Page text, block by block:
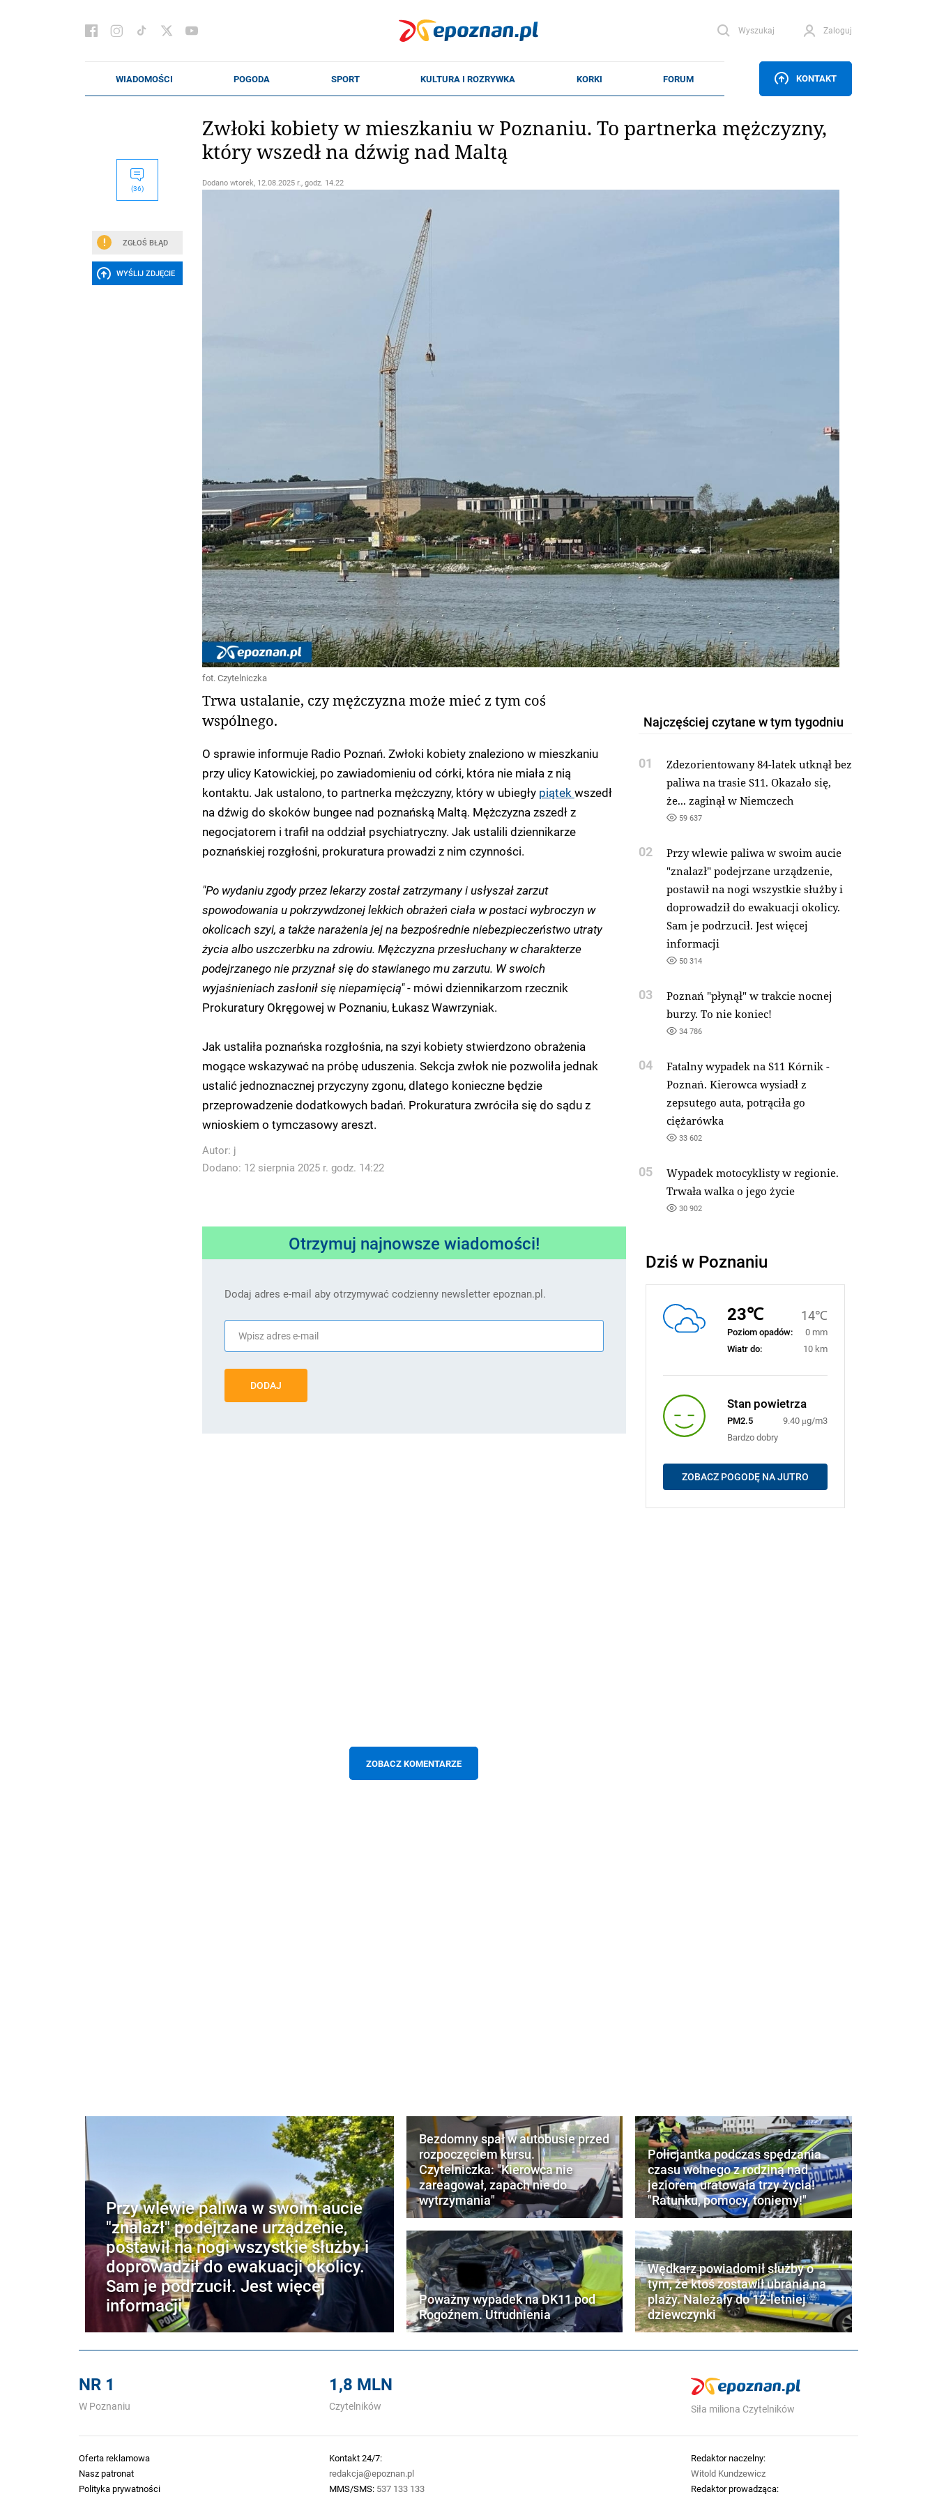
Wyszukaj Zaloguj
KONTAKT
(36)
ZGŁOŚ BŁĄD
WYŚLIJ ZDJĘCIE
Zwłoki kobiety w mieszkaniu w Poznaniu. To partnerka mężczyzny,
który wszedł na dźwig nad Maltą
Dodano wtorek, 12.08.2025 r., godz. 14.22
fot. Czytelniczka
Trwa ustalanie, czy mężczyzna może mieć z tym coś
wspólnego.
O sprawie informuje Radio Poznań. Zwłoki kobiety znaleziono w mieszkaniu
przy ulicy Katowickiej, po zawiadomieniu od córki, która nie miała z nią
kontaktu. Jak ustalono, to partnerka mężczyzny, który w ubiegły piątekwszedł
na dźwig do skoków bungee nad poznańską Maltą. Mężczyzna zszedł z
negocjatorem i trafił na oddział psychiatryczny. Jak ustalili dziennikarze
poznańskiej rozgłośni, prokuratura prowadzi z nim czynności.
"Po wydaniu zgody przez lekarzy został zatrzymany i usłyszał zarzut
spowodowania u pokrzywdzonej lekkich obrażeń ciała w postaci wybroczyn w
okolicach szyi, a także narażenia jej na bezpośrednie niebezpieczeństwo utraty
życia albo uszczerbku na zdrowiu. Mężczyzna przesłuchany w charakterze
podejrzanego nie przyznał się do stawianego mu zarzutu. W swoich
wyjaśnieniach zasłonił się niepamięcią"- mówi dziennikarzom rzecznik
Prokuratury Okręgowej w Poznaniu, Łukasz Wawrzyniak.
Jak ustaliła poznańska rozgłośnia, na szyi kobiety stwierdzono obrażenia
mogące wskazywać na próbę uduszenia. Sekcja zwłok nie pozwoliła jednak
ustalić jednoznacznej przyczyny zgonu, dlatego konieczne będzie
przeprowadzenie dodatkowych badań. Prokuratura zwróciła się do sądu z
wnioskiem o tymczasowy areszt.
Autor: j
Dodano: 12 sierpnia 2025 r. godz. 14:22
Otrzymuj najnowsze wiadomości!
Dodaj adres e-mail aby otrzymywać codzienny newsletter epoznan.pl.
DODAJ
ZOBACZ KOMENTARZE
Najczęściej czytane w tym tygodniu
01
Zdezorientowany 84-latek utknął bez
paliwa na trasie S11. Okazało się,
że... zaginął w Niemczech
59 637
02
Przy wlewie paliwa w swoim aucie
"znalazł" podejrzane urządzenie,
postawił na nogi wszystkie służby i
doprowadził do ewakuacji okolicy.
Sam je podrzucił. Jest więcej
informacji
50 314
03
Poznań "płynął" w trakcie nocnej
burzy. To nie koniec!
34 786
04
Fatalny wypadek na S11 Kórnik -
Poznań. Kierowca wysiadł z
zepsutego auta, potrąciła go
ciężarówka
33 602
05
Wypadek motocyklisty w regionie.
Trwała walka o jego życie
30 902
Dziś w Poznaniu
23℃ 14℃
Poziom opadów:
0 mm
Wiatr do:
10 km
Stan powietrza
PM2.5
9.40 μg/m3
Bardzo dobry
ZOBACZ POGODĘ NA JUTRO
Przy wlewie paliwa w swoim aucie
"znalazł" podejrzane urządzenie,
postawił na nogi wszystkie służby i
doprowadził do ewakuacji okolicy.
Sam je podrzucił. Jest więcej
informacji
Bezdomny spał w autobusie przed
rozpoczęciem kursu.
Czytelniczka: "Kierowca nie
zareagował, zapach nie do
wytrzymania"
Poważny wypadek na DK11 pod
Rogoźnem. Utrudnienia
Policjantka podczas spędzania
czasu wolnego z rodziną nad
jeziorem uratowała trzy życia!
"Ratunku, pomocy, toniemy!"
Wędkarz powiadomił służby o
tym, że ktoś zostawił ubrania na
plaży. Należały do 12-letniej
dziewczynki
NR 1
W Poznaniu
1,8 MLN
Czytelników Siła miliona Czytelników
Oferta reklamowa
Nasz patronat
Polityka prywatności
Kontakt 24/7:
redakcja@epoznan.pl
MMS/SMS: 537 133 133
Redaktor naczelny:
Witold Kundzewicz
Redaktor prowadząca: